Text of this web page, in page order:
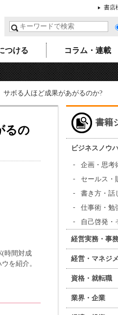
書店
つける コラム・連載
サボる人ほど成果があがるのか?
るの
時間対成
を紹介。
書籍
ビジネスノウ
企画・思考
セールス・
書き方・話
仕事術・勉
自己啓発・
経営実務・事
経営・マネジ
資格・就転職
業界・企業